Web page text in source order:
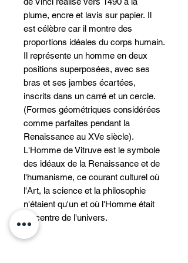
plume, encre et lavis sur papier. Il
est célèbre car il montre des
proportions idéales du corps humain.
Il représente un homme en deux
positions superposées, avec ses
bras et ses jambes écartées,
inscrits dans un carré et un cercle.
(Formes géométriques considérées
comme parfaites pendant la
Renaissance au XVe siècle).
L'Homme de Vitruve est le symbole
des idéaux de la Renaissance et de
l'humanisme, ce courant culturel où
l'Art, la science et la philosophie
n'étaient qu'un et où l'Homme était
au centre de l'univers.